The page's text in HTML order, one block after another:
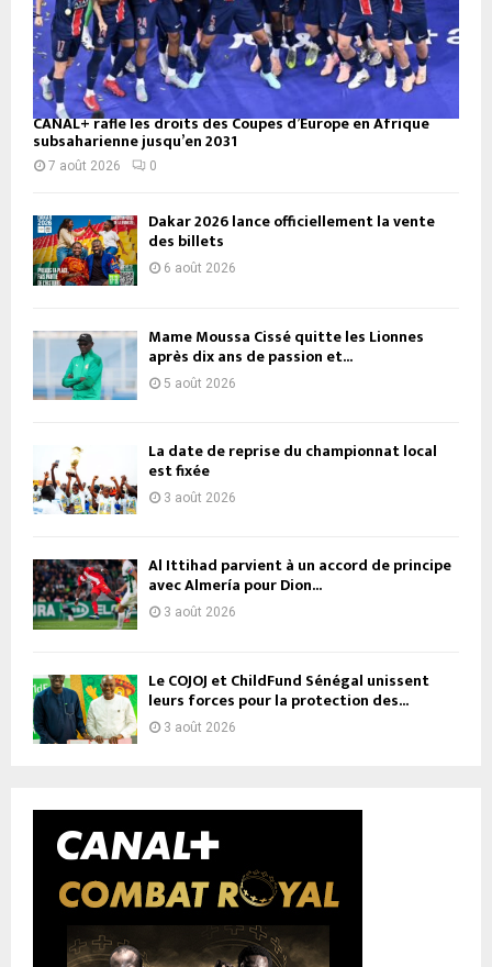
CANAL+ rafle les droits des Coupes d’Europe en Afrique
subsaharienne jusqu’en 2031
7 août 2026 0
Dakar 2026 lance officiellement la vente
des billets
6 août 2026
Mame Moussa Cissé quitte les Lionnes
après dix ans de passion et...
5 août 2026
La date de reprise du championnat local
est fixée
3 août 2026
Al Ittihad parvient à un accord de principe
avec Almería pour Dion...
3 août 2026
Le COJOJ et ChildFund Sénégal unissent
leurs forces pour la protection des...
3 août 2026